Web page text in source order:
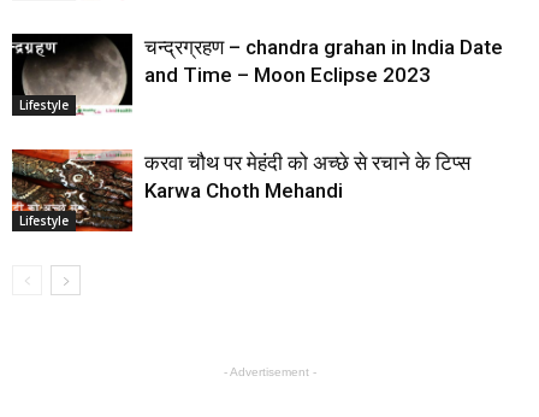
Lifestyle
चन्द्रग्रहण – chandra grahan in India Date
and Time – Moon Eclipse 2023
Lifestyle
करवा चौथ पर मेहंदी को अच्छे से रचाने के टिप्स
Karwa Choth Mehandi
- Advertisement -